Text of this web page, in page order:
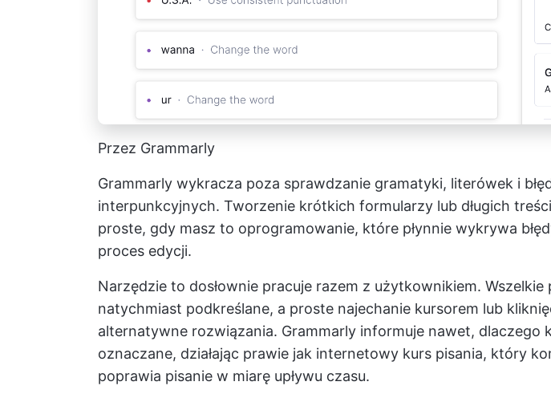
Przez Grammarly
Grammarly wykracza poza sprawdzanie gramatyki, literówek i
interpunkcyjnych. Tworzenie krótkich formularzy lub długich
proste, gdy masz to oprogramowanie, które płynnie wykrywa
proces edycji.
Narzędzie to dosłownie pracuje razem z użytkownikiem. Wszelkie
natychmiast podkreślane, a proste najechanie kursorem lub
alternatywne rozwiązania. Grammarly informuje nawet, dlaczego
oznaczane, działając prawie jak internetowy kurs pisania, który
poprawia pisanie w miarę upływu czasu.